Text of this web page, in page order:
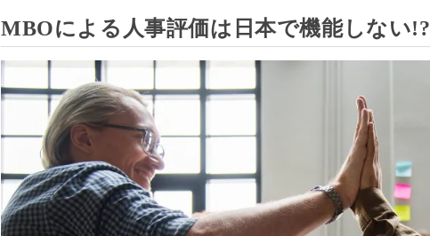
MBOによる人事評価は日本で機能しない!?